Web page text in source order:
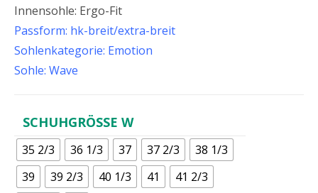
Innensohle: Ergo-Fit
Passform: hk-breit/extra-breit
Sohlenkategorie: Emotion
Sohle: Wave
SCHUHGRÖSSE W
35 2/3 36 1/3 37 37 2/3
38 1/3
39
39 2/3 40 1/3 41
41 2/3